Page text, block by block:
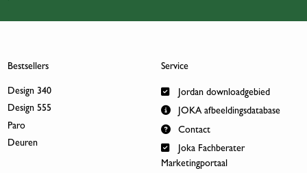
Bestsellers
Design 340
Design 555
Paro
Deuren
Service
Jordan downloadgebied
JOKA afbeeldingsdatabase
Contact
Joka Fachberater
Marketingportaal